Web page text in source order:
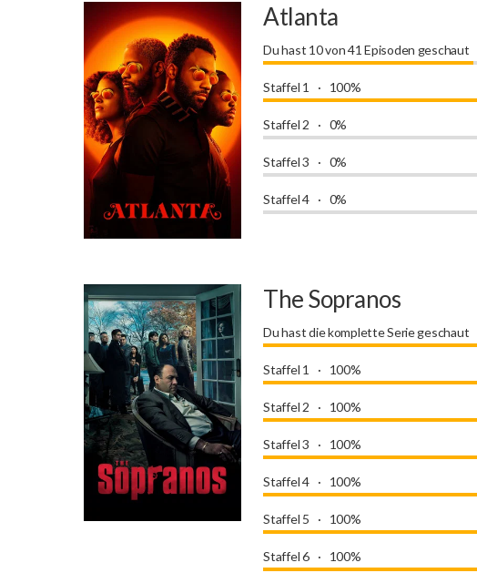
Atlanta
Du hast 10 von 41 Episoden geschaut
Staffel 1 100%
Staffel 2 0%
Staffel 3 0%
Staffel 4 0%
The Sopranos
Du hast die komplette Serie geschaut
Staffel 1 100%
Staffel 2 100%
Staffel 3 100%
Staffel 4 100%
Staffel 5 100%
Staffel 6 100%